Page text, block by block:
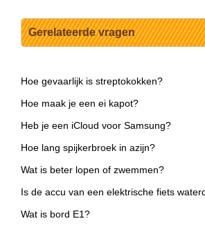
Gerelateerde vragen
Hoe gevaarlijk is streptokokken?
Hoe maak je een ei kapot?
Heb je een iCloud voor Samsung?
Hoe lang spijkerbroek in azijn?
Wat is beter lopen of zwemmen?
Is de accu van een elektrische fiets
Wat is bord E1?